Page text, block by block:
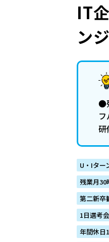
IT
ン
●
研
U・Iター
残業月30
第二新卒
1日選考会
年間休日